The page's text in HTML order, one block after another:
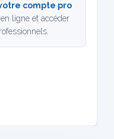
compte pro
ligne et accéder